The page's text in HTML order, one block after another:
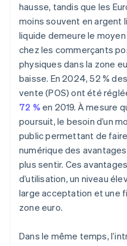
hausse, tandis que les
moins souvent en argent
liquide demeure le
chez les commerçants
physiques dans la zone
baisse. En 2024, 52 %
vente (POS) ont été
72 % en 2019. À mesure
poursuit, le besoin d’un
public permettant de
numérique des
plus sentir. Ces
d’utilisation, un niveau
large acceptation et une
zone euro.
Dans le même temps,